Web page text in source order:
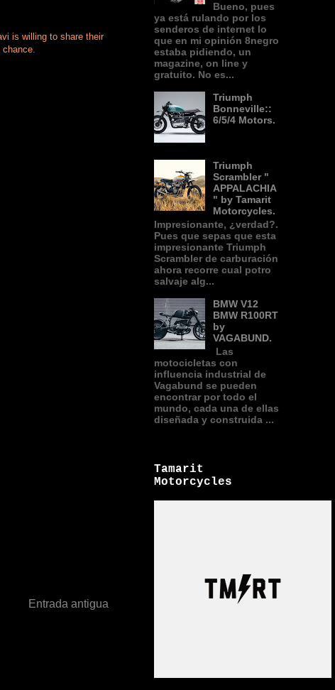
is willing to share their
Entrada antigua
Bueno, pues
ya está rulando por los
senderos de internet lo
que en mi opinión 8negro
estaba pidiendo, un
magazine, on line y
gratuito. No es...
Triumph
Bonneville::
6/5/4 Motors.
Triumph
Scrambler "
APPALACHIA
" by Tamarit
Motorcycles.
Impresionante, ¿verdad?.
Pues que sepas que esta
impresionante Triumph
Scrambler de carburación
ahora recorre cual potro
salvaje alg...
BMW V12
BMW R100RT
by
VAGABUND.
Las
motocicletas con
influencia industrial de
Vagabund se pueden
encontrar por todo el
mundo, cada una de ellas
diseñada y construida ...
Tamarit
Motorcycles